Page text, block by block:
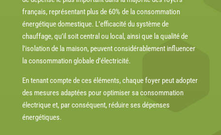
français, représentant plus de 60% de la consommation
énergétique domestique. L’efficacité du système de
chauffage, qu’il soit central ou local, ainsi que la qualité de
l’isolation de la maison, peuvent considérablement influencer
la consommation globale d’électricité.
En tenant compte de ces éléments, chaque foyer peut adopter
des mesures adaptées pour optimiser sa consommation
électrique et, par conséquent, réduire ses dépenses
énergétiques.